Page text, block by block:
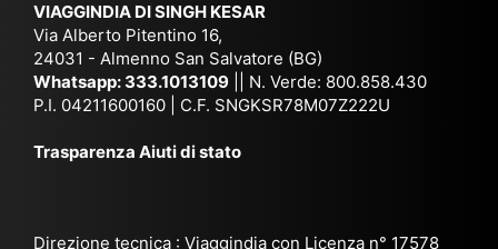
e
co
n
via
o
niz
ag
en
zia
il
n,
Sri
ma
), è
VIAGGINDIA DI SINGH KESAR
Via Alberto Pitentino 16,
24031 - Almenno San Salvatore (BG)
Whatsapp: 333.1013109 || N. Verde: 800.858.430
P.I. 04211600160 | C.F. SNGKSR78M07Z222U
Trasparenza Aiuti di stato
Direzione tecnica : Viaggindia con Licenza n° 17578